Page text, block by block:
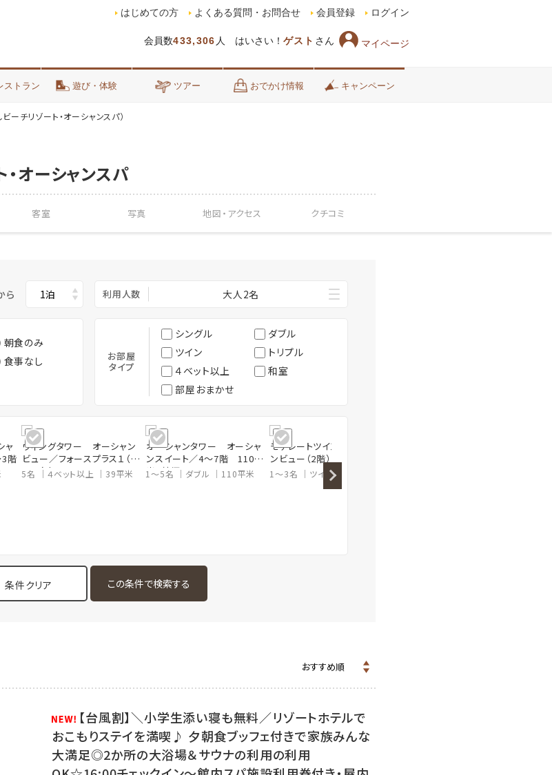
会員数433,306 人 はいさい！ ゲスト さん マイページ
はじめての方 よくある質問・お問合せ 会員登録 ログイン
ストラン 遊び・体験 ツアー おでかけ情報 キャンペーン
ーチリゾート・オーシャンスパ）
オーシャンスパ
客室 写真 地図・ アクセス クチコミ
ら 利用人数 大人2名
朝食のみ
食事なし
お部屋
タイプ
シングル
ダブル
ツイン
トリプル
４ベット以上
和室
部屋おまかせ
ャ
3階
ウィングタワー オーシャン
ビュー／フォースプラス１（定
員５名）
5名 ４ベット以上 39平米
オーシャンタワー オーシャ
ンスイート／4～7階 110平
米・禁煙
1～5名 ダブル 110平米
モデレートツイン／オーシャ
ンビュー（2階）
1～3名 ツイン
条件クリア
【台風割】＼小学生添い寝も無料／リゾートホテルで
おこもりステイを満喫♪ 夕朝食ブッフェ付きで家族みんな
大満足◎2か所の大浴場＆サウナの利用の利用